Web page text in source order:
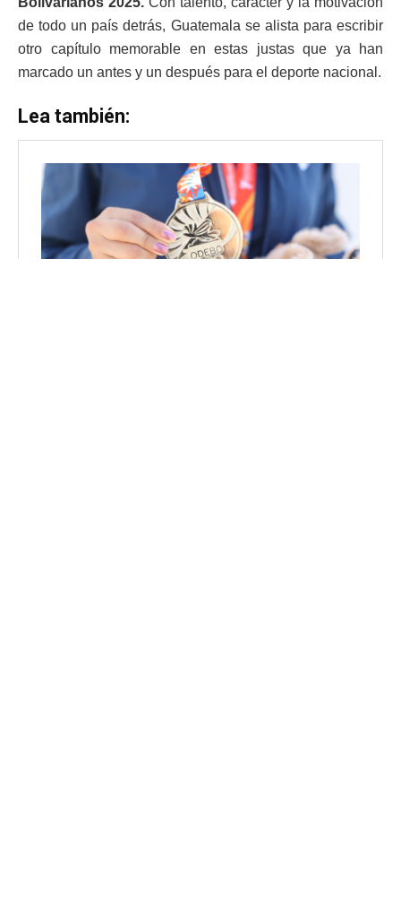
de todo un país detrás, Guatemala se alista para escribir
otro capítulo memorable en estas justas que ya han
marcado un antes y un después para el deporte nacional.
Lea también: